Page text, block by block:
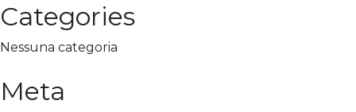
Categories
Nessuna categoria
Meta